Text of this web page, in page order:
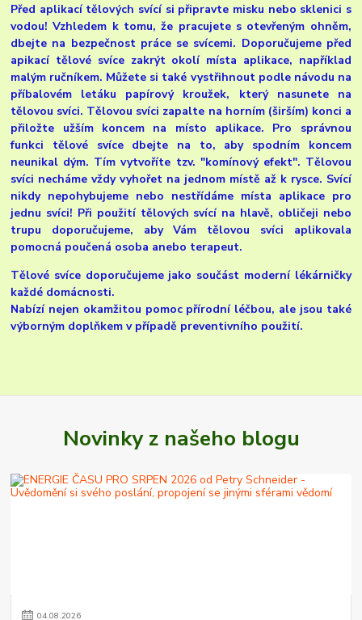
Před aplikací tělových svící si připravte misku nebo sklenici s
vodou! Vzhledem k tomu, že pracujete s otevřeným ohněm,
dbejte na bezpečnost práce se svícemi. Doporučujeme před
apikací tělové svíce zakrýt okolí místa aplikace, například
malým ručníkem. Můžete si také vystřihnout podle návodu na
příbalovém letáku papírový kroužek, který nasunete na
tělovou svíci. Tělovou svíci zapalte na horním (širším) konci a
přiložte užším koncem na místo aplikace. Pro správnou
funkci tělové svíce dbejte na to, aby spodním koncem
neunikal dým. Tím vytvoříte tzv. "komínový efekt". Tělovou
svíci necháme vždy vyhořet na jednom místě až k rysce. Svící
nikdy nepohybujeme nebo nestřídáme místa aplikace pro
jednu svíci! Při použití tělových svící na hlavě, obličeji nebo
trupu doporučujeme, aby Vám tělovou svíci aplikovala
pomocná poučená osoba anebo terapeut.
Tělové svíce doporučujeme jako součást moderní lékárničky
každé domácnosti.
Nabízí nejen okamžitou pomoc přírodní léčbou, ale jsou také
výborným doplňkem v případě preventivního použití.
Novinky z našeho blogu
04.08.2026